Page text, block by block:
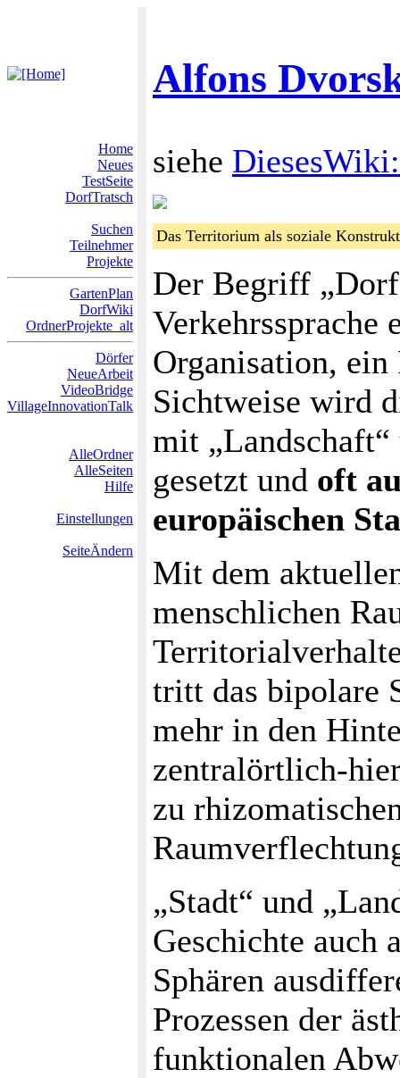
Alfons
Home
Neues
TestSeite
DorfTratsch
Suchen
Teilnehmer
Projekte
GartenPlan
DorfWiki
OrdnerProjekte_alt
Dörfer
NeueArbeit
VideoBridge
VillageInnovationTalk
AlleOrdner
AlleSeiten
Hilfe
Einstellungen
SeiteÄndern
siehe
Das Territorium als soziale
Der Begriff
Verkehrssprache
Organisation,
Sichtweise wird
mit
gesetzt und oft
europäischen
Mit dem
menschlichen
tritt das bipolare
mehr in den
zentralörtlich-
zu
„Stadt“ und
Geschichte auch
Sphären
Prozessen der
funktionalen